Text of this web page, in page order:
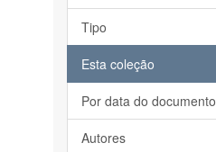
Tipo
Esta coleção
Por data do documento
Autores